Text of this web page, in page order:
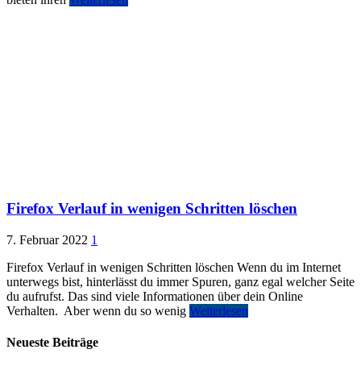
Firefox Verlauf in wenigen Schritten löschen
7. Februar 2022 1
Firefox Verlauf in wenigen Schritten löschen Wenn du im Internet
unterwegs bist, hinterlässt du immer Spuren, ganz egal welcher Seite
du aufrufst. Das sind viele Informationen über dein Online
Verhalten. Aber wenn du so wenig Weiterlesen
Neueste Beiträge